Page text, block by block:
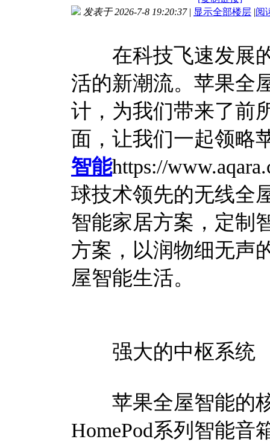
发表于 2026-7-8 19:20:37 | 显示全部楼层 |阅
在科技飞速发展的
活的新潮流。苹果全
计，为我们带来了前
面，让我们一起领略
智能https://
球技术领先的无线全
智能家居方案，定制
方案，以润物细无声
屋智能生活。
强大的中枢系统
苹果全屋智能的核
HomePod系列智能